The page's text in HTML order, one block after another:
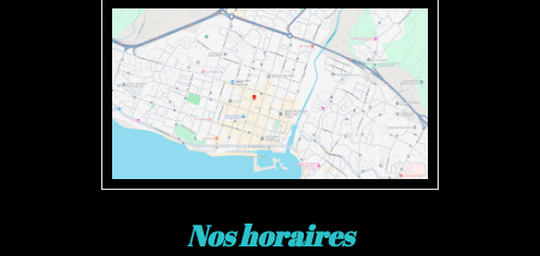
Nos horaires